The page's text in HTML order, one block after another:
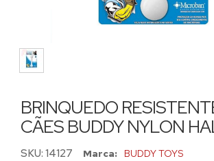
BRINQUEDO
CÃES BUDDY NYLON
SKU: 14127 Marca: BUDDY TOYS